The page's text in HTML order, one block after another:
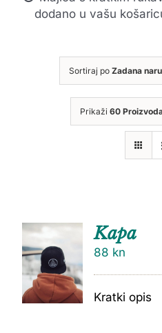
dodano u vašu
Sortiraj po Zadana
Prikaži 60
KOŠARI
CU
Kapa
88 kn
Kratki opis